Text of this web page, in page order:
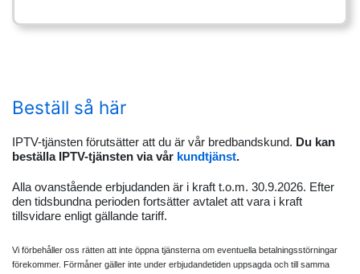
Beställ så här
IPTV-tjänsten förutsätter att du är vår bredbandskund. Du kan
beställa IPTV-tjänsten via vår kundtjänst.
Alla ovanstående erbjudanden är i kraft t.o.m. 30.9.2026. Efter
den tidsbundna perioden fortsätter avtalet att vara i kraft
tillsvidare enligt gällande tariff.
Vi förbehåller oss rätten att inte öppna tjänsterna om eventuella betalningsstörningar
förekommer. Förmåner gäller inte under erbjudandetiden uppsagda och till samma